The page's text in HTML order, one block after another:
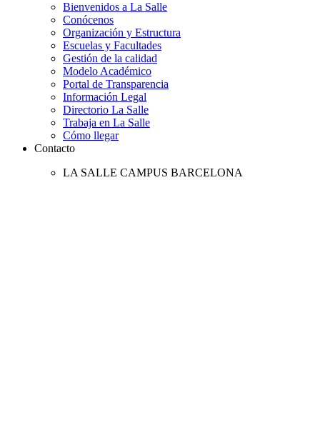
Bienvenidos a La Salle
Conócenos
Organización y Estructura
Escuelas y Facultades
Gestión de la calidad
Modelo Académico
Portal de Transparencia
Información Legal
Directorio La Salle
Trabaja en La Salle
Cómo llegar
Contacto
LA SALLE CAMPUS BARCELONA